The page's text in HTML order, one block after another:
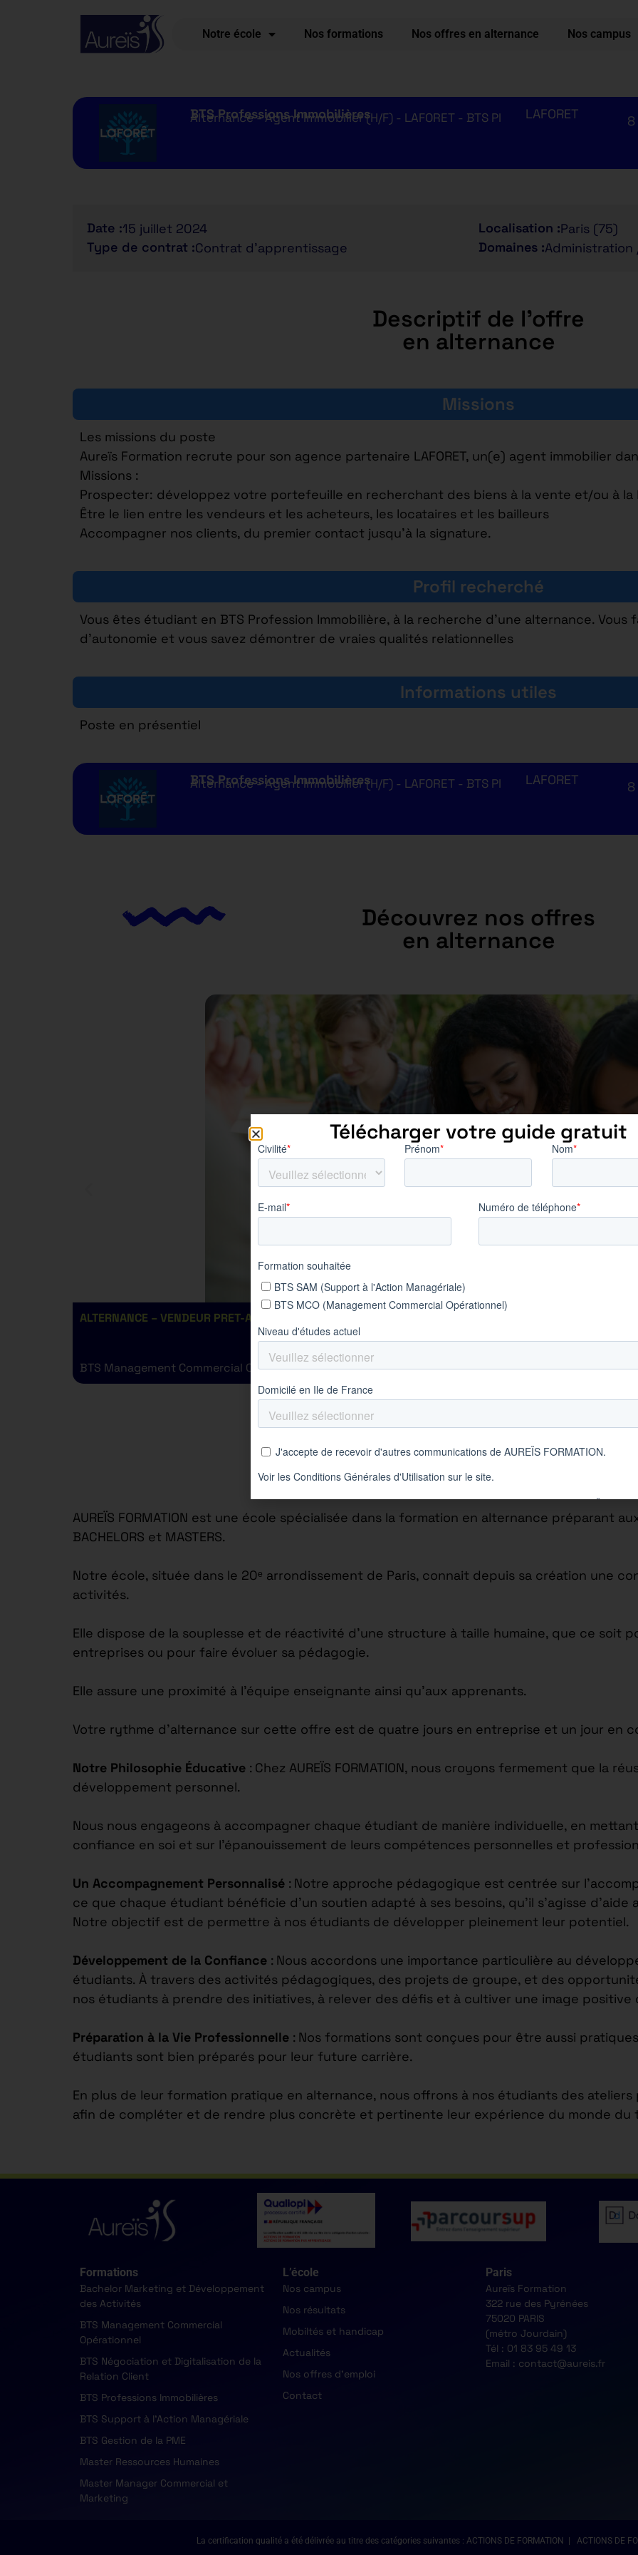
Notre école Nos formations Nos offres en alternance Nos campus
BTS Professions Immobilières
Alternance - Agent Immobilier (H/F) - LAFORET - BTS PI LAFORET
Date :15 juillet 2024
Type de contrat :Contrat d'apprentissage
Localisation :Paris (75)
Domaines :
Descriptif de l'offre
en alternance
Missions
Les missions du poste
Aureïs Formation recrute pour son agence partenaire LAFORET, un(e) agent immobilier
Missions :
Prospecter: développez votre portefeuille en recherchant des biens à la vente et/ou à la
Être le lien entre les vendeurs et les acheteurs, les locataires et les bailleurs
Accompagner nos clients, du premier contact jusqu’à la signature.
Profil recherché
Vous êtes étudiant en BTS Profession Immobilière, à la recherche d’une alternance.
d’autonomie et vous savez démontrer de vraies qualités relationnelles
Informations utiles
Poste en présentiel
BTS Professions Immobilières
Alternance - Agent Immobilier (H/F) - LAFORET - BTS PI LAFORET
Découvrez nos offres
en alternance
ALTERNANCE – VENDEUR PRET-A-PORTER H/F – BTS MCO
BTS Management Commercial Opérationnel
Qui est Aureïs
formation
AUREÏS FORMATION est une école spécialisée dans la formation en alternance préparant
BACHELORS et MASTERS.
Notre école, située dans le 20ᵉ arrondissement de Paris, connait depuis sa création une
activités.
Elle dispose de la souplesse et de réactivité d’une structure à taille humaine, que ce soit
entreprises ou pour faire évoluer sa pédagogie.
Elle assure une proximité à l’équipe enseignante ainsi qu’aux apprenants.
Votre rythme d’alternance sur cette offre est de quatre jours en entreprise et un jour en
Notre Philosophie Éducative : Chez AUREÏS FORMATION, nous croyons fermement que la
développement personnel.
Nous nous engageons à accompagner chaque étudiant de manière individuelle, en
confiance en soi et sur l’épanouissement de leurs compétences personnelles et
Un Accompagnement Personnalisé : Notre approche pédagogique est centrée sur
ce que chaque étudiant bénéficie d’un soutien adapté à ses besoins, qu’il s’agisse
Notre objectif est de permettre à nos étudiants de développer pleinement leur potentiel.
Développement de la Confiance : Nous accordons une importance particulière au
étudiants. À travers des activités pédagogiques, des projets de groupe, et des
nos étudiants à prendre des initiatives, à relever des défis et à cultiver une image positive
Préparation à la Vie Professionnelle : Nos formations sont conçues pour être aussi
étudiants sont bien préparés pour leur future carrière.
En plus de leur formation pratique en alternance, nous offrons à nos étudiants des
afin de compléter et de rendre plus concrète et pertinente leur expérience du monde du
Formations
Bachelor Marketing et Développement
des Activités
BTS Management Commercial
Opérationnel
BTS Négociation et Digitalisation de la
Relation Client
BTS Professions Immobilières
BTS Support à l'Action Managériale
BTS Gestion de la PME
Master Ressources Humaines
Master Manager Commercial et
Marketing
L’école
Nos campus
Nos résultats
Mobiltés et handicap
Actualités
Nos offres d'emploi
Contact
Paris
Aureïs Formation
322 rue des Pyrénées
75020 PARIS
(métro Jourdain)
Tél : 01 83 95 49 13
Email : contact@aureis.fr
La certification qualité a été délivrée au titre des catégories suivantes : ACTIONS DE FORMATION | ACTIONS DE
Télécharger votre guide gratuit